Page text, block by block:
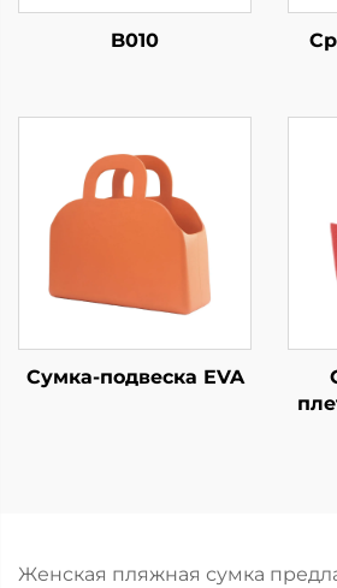
B010
Сумка-подвеска EVA
Женская пляжная сумка